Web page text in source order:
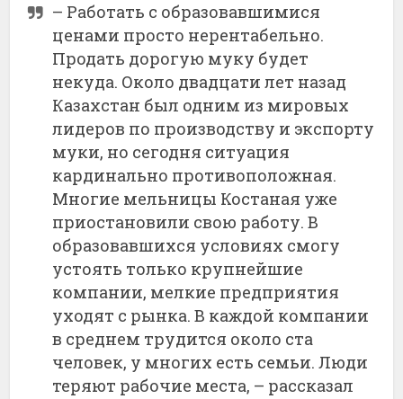
– Работать с образовавшимися
ценами просто нерентабельно.
Продать дорогую муку будет
некуда. Около двадцати лет назад
Казахстан был одним из мировых
лидеров по производству и экспорту
муки, но сегодня ситуация
кардинально противоположная.
Многие мельницы Костаная уже
приостановили свою работу. В
образовавшихся условиях смогу
устоять только крупнейшие
компании, мелкие предприятия
уходят с рынка. В каждой компании
в среднем трудится около ста
человек, у многих есть семьи. Люди
теряют рабочие места, – рассказал